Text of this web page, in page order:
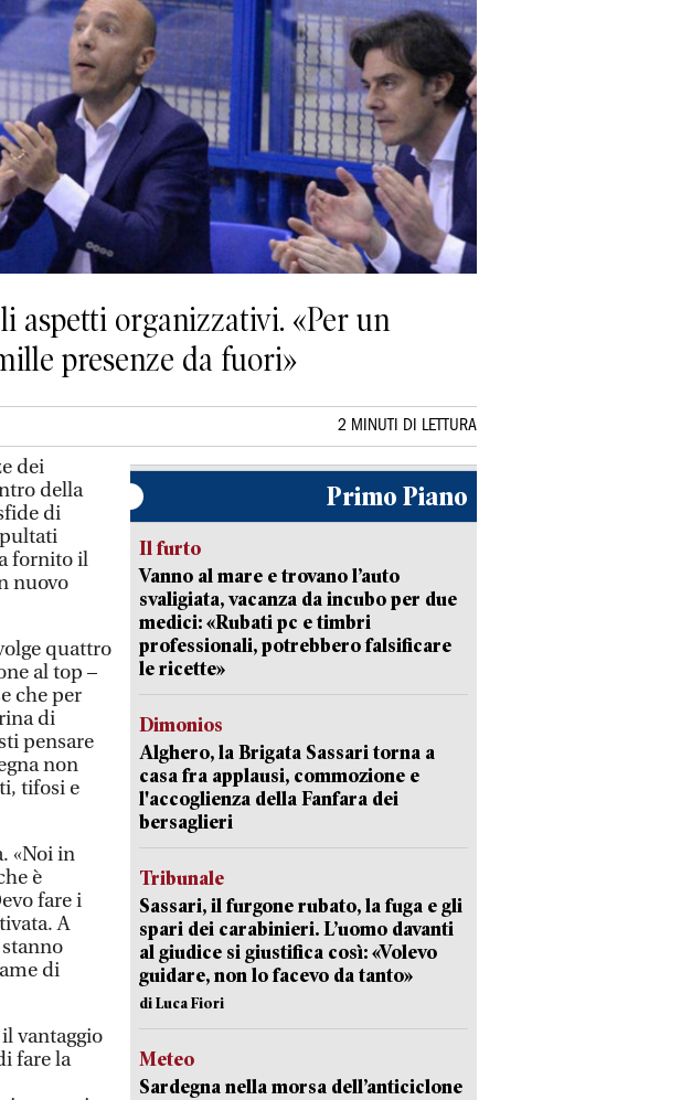
aspetti organizzativi. «Per un
presenze da fuori»
2 MINUTI DI LETTURA
dei
della
di
fornito il
nuovo
quattro
al top –
che per
di
pensare
non
tifosi e
«Noi in
è
fare i
A
di
vantaggio
fare la
Primo Piano
Il furto
Vanno al mare e trovano l’auto
svaligiata, vacanza da incubo per due
medici: «Rubati pc e timbri
professionali, potrebbero falsificare
le ricette»
Dimonios
Alghero, la Brigata Sassari torna a
casa fra applausi, commozione e
l'accoglienza della Fanfara dei
bersaglieri
Tribunale
Sassari, il furgone rubato, la fuga e gli
spari dei carabinieri. L’uomo davanti
al giudice si giustifica così: «Volevo
guidare, non lo facevo da tanto»
di Luca Fiori
Meteo
Sardegna nella morsa dell’anticiclone